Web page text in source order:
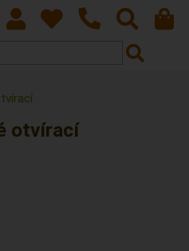
otvírací